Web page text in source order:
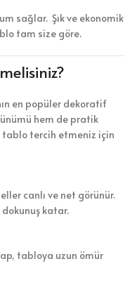
sağlar. Şık ve ekonomik
tam size göre.
en popüler dekoratif
hem de pratik
tablo tercih etmeniz için
canlı ve net görünür.
katar.
tabloya uzun ömür